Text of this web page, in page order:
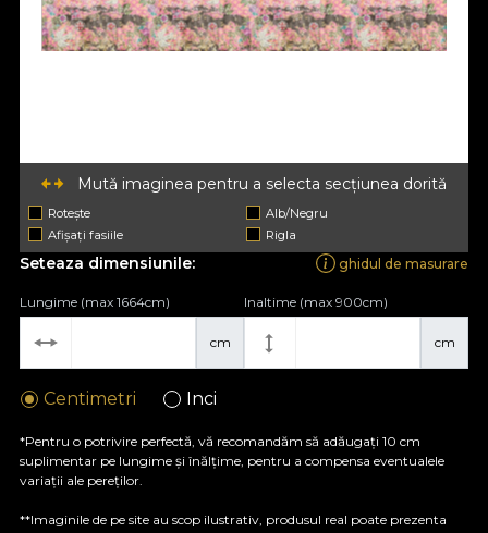
Mută imaginea pentru a selecta secțiunea dorită
Rotește
Alb/Negru
Afișați fasiile
Rigla
Seteaza dimensiunile: ghidul de masurare
cm
Lungime (max 1664cm)
cm
Inaltime (max 900cm)
Centimetri Inci
*Pentru o potrivire perfectă, vă recomandăm să adăugați 10 cm
suplimentar pe lungime și înălțime, pentru a compensa eventualele
variații ale pereților.
**Imaginile de pe site au scop ilustrativ, produsul real poate prezenta